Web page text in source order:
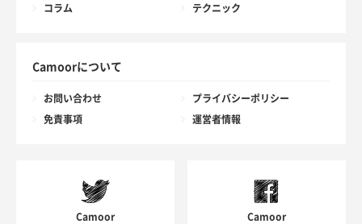
コラム テクニック
Camoorについて
お問い合わせ プライバシーポリシー
免責事項 運営者情報
Camoor Camoor